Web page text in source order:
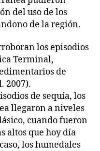
del uso de los
de la región.
los episodios
Terminal,
de
2007).
de sequía, los
llegaron a niveles
cuando fueron
altos que hoy día
los humedales